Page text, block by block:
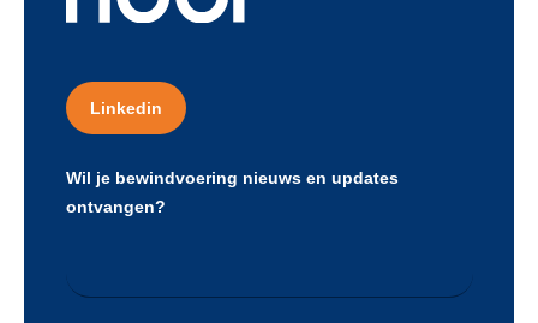
Linkedin
Wil je bewindvoering nieuws en updates
ontvangen?